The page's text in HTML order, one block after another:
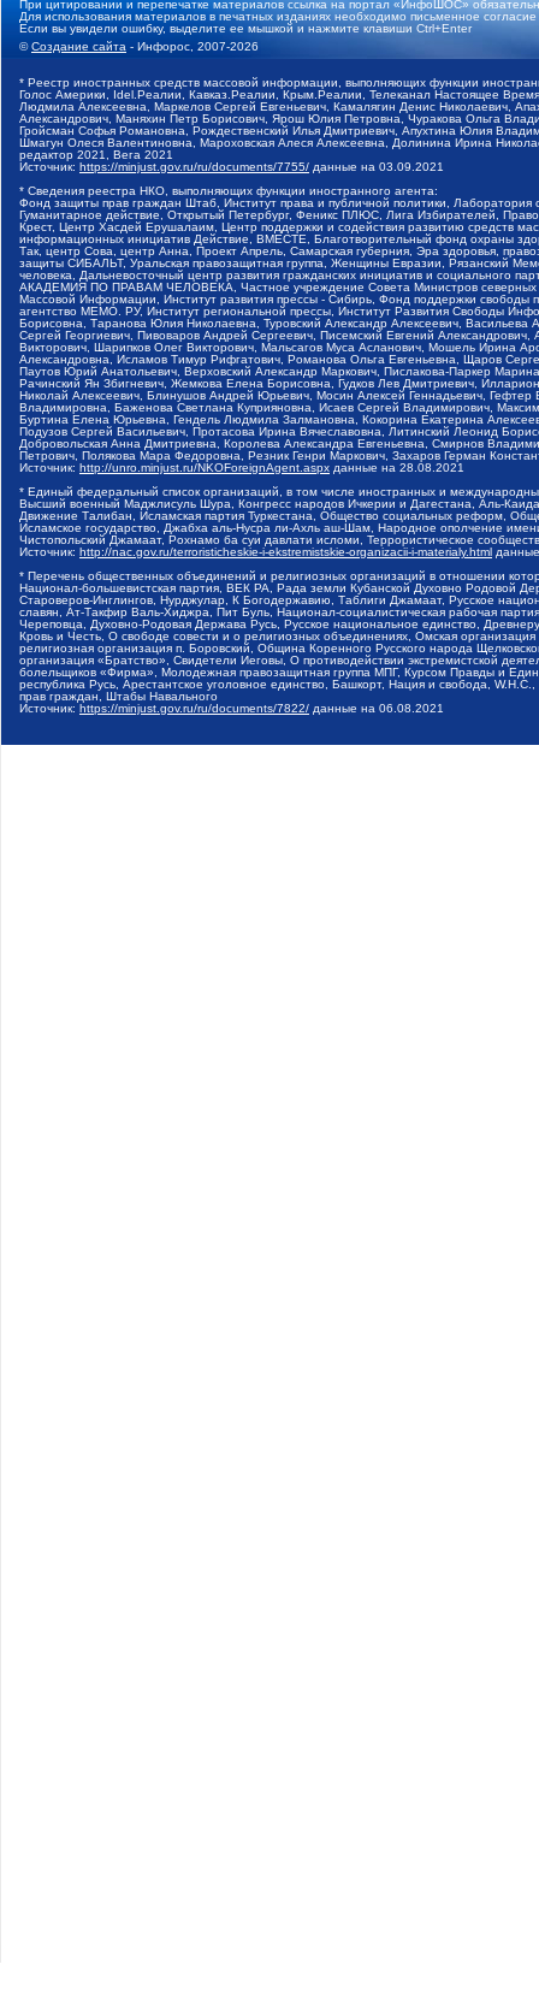
При цитировании и перепечатке материалов ссылка на портал «ИнфоШОС»
Для использования материалов в печатных изданиях необходимо письменное
Если вы увидели ошибку, выделите ее мышкой и нажмите клавиши Ctrl+Enter
©Создание сайта - Инфорос, 2007-2026
* Реестр иностранных средств массовой информации, выполняющих функции
Голос Америки, Idel.Реалии, Кавказ.Реалии, Крым.Реалии, Телеканал Настоящее
Людмила Алексеевна, Маркелов Сергей Евгеньевич, Камалягин Денис Николаевич,
Александрович, Маняхин Петр Борисович, Ярош Юлия Петровна, Чуракова Ольга
Гройсман Софья Романовна, Рождественский Илья Дмитриевич, Апухтина Юлия
Шмагун Олеся Валентиновна, Мароховская Алеся Алексеевна, Долинина Ирина
редактор 2021, Вега 2021
Источник: https://minjust.gov.ru/ru/documents/7755/ данные на 03.09.2021
* Сведения реестра НКО, выполняющих функции иностранного агента:
Фонд защиты прав граждан Штаб, Институт права и публичной политики,
Гуманитарное действие, Открытый Петербург, Феникс ПЛЮС, Лига Избирателей,
Крест, Центр Хасдей Ерушалаим, Центр поддержки и содействия развитию средств
информационных инициатив Действие, ВМЕСТЕ, Благотворительный фонд охраны
Так, центр Сова, центр Анна, Проект Апрель, Самарская губерния, Эра здоровья,
защиты СИБАЛЬТ, Уральская правозащитная группа, Женщины Евразии, Рязанский
человека, Дальневосточный центр развития гражданских инициатив и социального
АКАДЕМИЯ ПО ПРАВАМ ЧЕЛОВЕКА, Частное учреждение Совета Министров северных
Массовой Информации, Институт развития прессы - Сибирь, Фонд поддержки
агентство МЕМО. РУ, Институт региональной прессы, Институт Развития Свободы
Борисовна, Таранова Юлия Николаевна, Туровский Александр Алексеевич,
Сергей Георгиевич, Пивоваров Андрей Сергеевич, Писемский Евгений
Викторович, Шарипков Олег Викторович, Мальсагов Муса Асланович, Мошель Ирина
Александровна, Исламов Тимур Рифгатович, Романова Ольга Евгеньевна, Щаров
Паутов Юрий Анатольевич, Верховский Александр Маркович, Пислакова-Паркер
Рачинский Ян Збигневич, Жемкова Елена Борисовна, Гудков Лев Дмитриевич,
Николай Алексеевич, Блинушов Андрей Юрьевич, Мосин Алексей Геннадьевич,
Владимировна, Баженова Светлана Куприяновна, Исаев Сергей Владимирович,
Буртина Елена Юрьевна, Гендель Людмила Залмановна, Кокорина Екатерина
Подузов Сергей Васильевич, Протасова Ирина Вячеславовна, Литинский Леонид
Добровольская Анна Дмитриевна, Королева Александра Евгеньевна, Смирнов
Петрович, Полякова Мара Федоровна, Резник Генри Маркович, Захаров Герман
Источник: http://unro.minjust.ru/NKOForeignAgent.aspx данные на 28.08.2021
* Единый федеральный список организаций, в том числе иностранных и
Высший военный Маджлисуль Шура, Конгресс народов Ичкерии и Дагестана, Аль-
Движение Талибан, Исламская партия Туркестана, Общество социальных реформ,
Исламское государство, Джабха аль-Нусра ли-Ахль аш-Шам, Народное ополчение
Чистопольский Джамаат, Рохнамо ба суи давлати исломи, Террористическое
Источник: http://nac.gov.ru/terroristicheskie-i-ekstremistskie-organizacii-i-materialy.html
* Перечень общественных объединений и религиозных организаций в отношении
Национал-большевистская партия, ВЕК РА, Рада земли Кубанской Духовно Родовой
Староверов-Инглингов, Нурджулар, К Богодержавию, Таблиги Джамаат, Русское
славян, Ат-Такфир Валь-Хиджра, Пит Буль, Национал-социалистическая рабочая
Череповца, Духовно-Родовая Держава Русь, Русское национальное единство,
Кровь и Честь, О свободе совести и о религиозных объединениях, Омская
религиозная организация п. Боровский, Община Коренного Русского народа
организация «Братство», Свидетели Иеговы, О противодействии экстремистской
болельщиков «Фирма», Молодежная правозащитная группа МПГ, Курсом Правды и
республика Русь, Арестантское уголовное единство, Башкорт, Нация и свобода,
прав граждан, Штабы Навального
Источник: https://minjust.gov.ru/ru/documents/7822/ данные на 06.08.2021